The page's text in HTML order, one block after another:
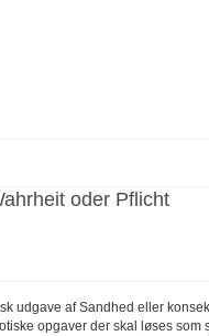
oder Pflicht
udgave af Sandhed eller
opgaver der skal løses som